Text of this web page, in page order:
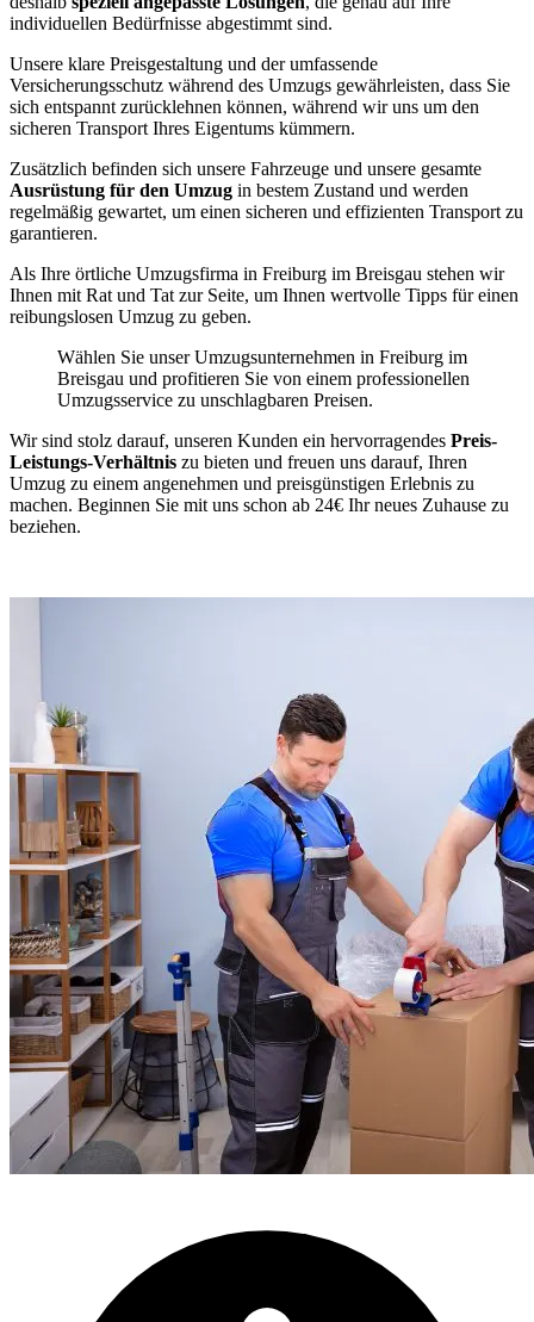
individuellen Bedürfnisse abgestimmt sind.
Unsere klare Preisgestaltung und der umfassende
Versicherungsschutz während des Umzugs gewährleisten, dass Sie
sich entspannt zurücklehnen können, während wir uns um den
sicheren Transport Ihres Eigentums kümmern.
Zusätzlich befinden sich unsere Fahrzeuge und unsere gesamte
Ausrüstung für den Umzug in bestem Zustand und werden
regelmäßig gewartet, um einen sicheren und effizienten Transport zu
garantieren.
Als Ihre örtliche Umzugsfirma in Freiburg im Breisgau stehen wir
Ihnen mit Rat und Tat zur Seite, um Ihnen wertvolle Tipps für einen
reibungslosen Umzug zu geben.
Wählen Sie unser Umzugsunternehmen in Freiburg im
Breisgau und profitieren Sie von einem professionellen
Umzugsservice zu unschlagbaren Preisen.
Wir sind stolz darauf, unseren Kunden ein hervorragendes Preis-
Leistungs-Verhältnis zu bieten und freuen uns darauf, Ihren
Umzug zu einem angenehmen und preisgünstigen Erlebnis zu
machen. Beginnen Sie mit uns schon ab 24€ Ihr neues Zuhause zu
beziehen.